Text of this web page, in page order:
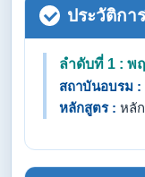
ประวัติกา
ลำดับที่ 1 : พ
สถาบันอบรม :
หลักสูตร : หลั